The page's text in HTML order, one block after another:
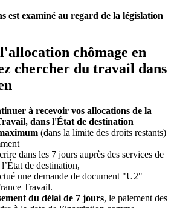
est examiné au regard de la législation
chômage en
chercher du travail dans
à recevoir vos allocations de la
dans l'État de destination
(dans la limite des droits restants)
dans les 7 jours auprès des services de
de destination,
une demande de document "U2"
Travail.
du délai de 7 jours, le paiement des